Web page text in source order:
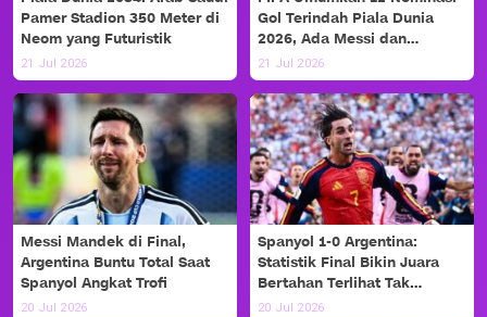
Pamer Stadion 350 Meter di
Neom yang Futuristik
21 Jul 2026
Gol Terindah Piala Dunia
2026, Ada Messi dan
Haaland!
21 Jul 2026
Messi Mandek di Final,
Argentina Buntu Total Saat
Spanyol Angkat Trofi
20 Jul 2026
Spanyol 1-0 Argentina:
Statistik Final Bikin Juara
Bertahan Terlihat Tak
Berdaya
20 Jul 2026